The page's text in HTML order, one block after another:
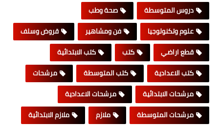
دروس المتوسطة
صحة وطب
علوم وتكنولوجيا
فن ومشاهير
قروض وسلف
قطع اراضي
كتب
كتب الابتدائية
كتب الاعدادية
كتب المتوسطة
مرشحات
مرشحات الابتدائية
مرشحات الاعدادية
مرشحات المتوسطة
ملازم
ملازم الابتدائية